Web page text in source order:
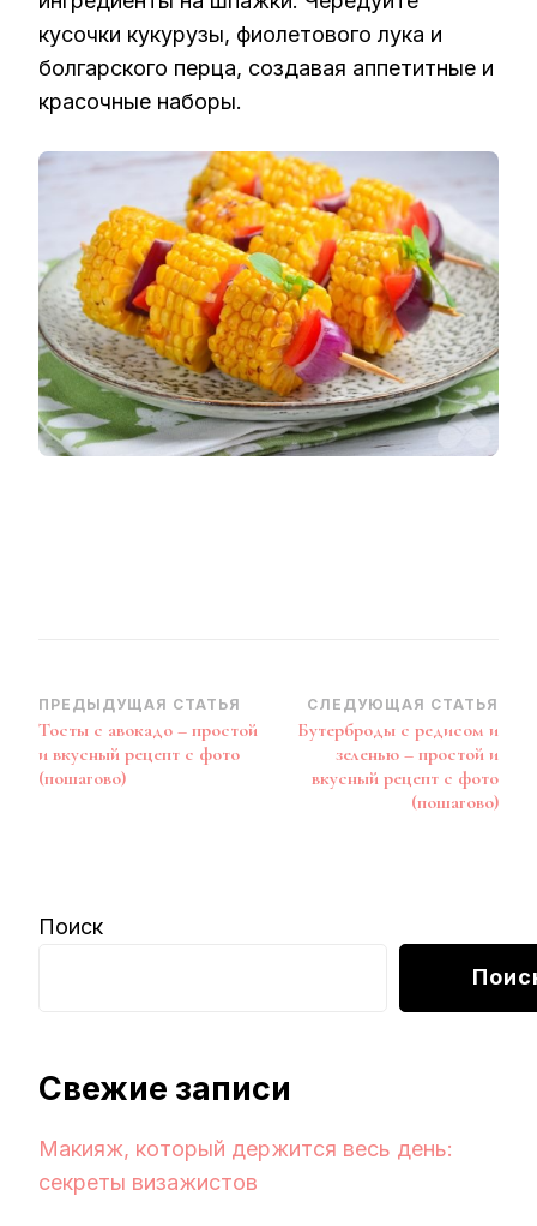
кусочки кукурузы, фиолетового лука и
болгарского перца, создавая аппетитные и
красочные наборы.
Навигация
по
записям
ПРЕДЫДУЩАЯ СТАТЬЯ
Тосты с авокадо – простой
и вкусный рецепт с фото
(пошагово)
СЛЕДУЮЩАЯ СТАТЬЯ
Бутерброды с редисом и
зеленью – простой и
вкусный рецепт с фото
(пошагово)
Поиск
Свежие записи
Макияж, который держится весь день:
секреты визажистов